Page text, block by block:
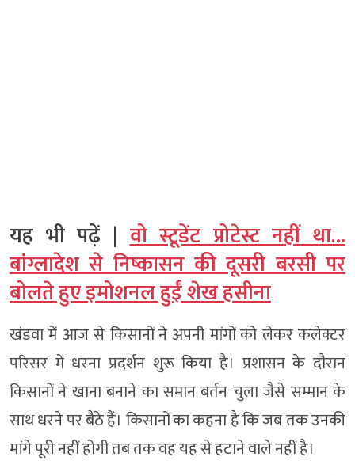
यह भी पढ़ें |वो स्टूडेंट प्रोटेस्ट नहीं था…
बांग्लादेश से निष्कासन की दूसरी बरसी पर
बोलते हुए इमोशनल हुईं शेख हसीना
खंडवा में आज से किसानों ने अपनी मांगों को लेकर कलेक्टर
परिसर में धरना प्रदर्शन शुरू किया है। प्रशासन के दौरान
किसानों ने खाना बनाने का समान बर्तन चुला जैसे सम्मान के
साथ धरने पर बैठे हैं। किसानों का कहना है कि जब तक उनकी
मांगे पूरी नहीं होगी तब तक वह यह से हटाने वाले नहीं है।